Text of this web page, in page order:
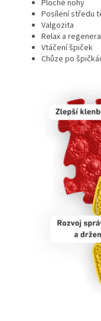
Ploché nohy
Posílení středu
Valgozita
Relax a
Vtáčení špiček
Chůze po